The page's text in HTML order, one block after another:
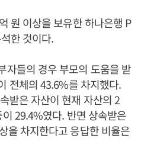
원 이상을 보유한 하나은행 P
한 것이다.
자들의 경우 부모의 도움을 받
전체의 43.6%를 차지했다.
받은 자산이 현재 자산의 2
29.4%였다. 반면 상속받은
을 차지한다고 응답한 비율은